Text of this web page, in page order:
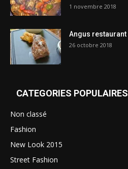
1 novembre 2018
Angus restaurant
26 octobre 2018
CATEGORIES POPULAIRES
Non classé
Fashion
New Look 2015
Street Fashion